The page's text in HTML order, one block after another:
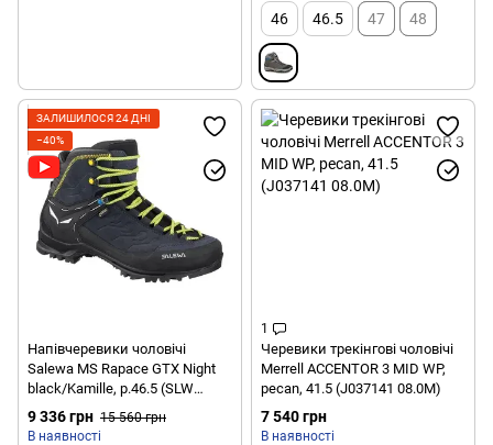
46 46.5 47 48
ЗАЛИШИЛОСЯ 24 ДНІ
−40%
Напівчеревики чоловічі
Salewa MS Rapace GTX Night
black/Kamille, р.46.5 (SLW
61332.0960-46 1/2)
9 336 грн 15 560 грн
В наявності
1
Черевики трекінгові чоловічі
Merrell ACCENTOR 3 MID WP,
pecan, 41.5 (J037141 08.0M)
7 540 грн
В наявності